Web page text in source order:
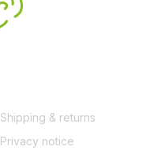
Shipping & returns
Privacy notice